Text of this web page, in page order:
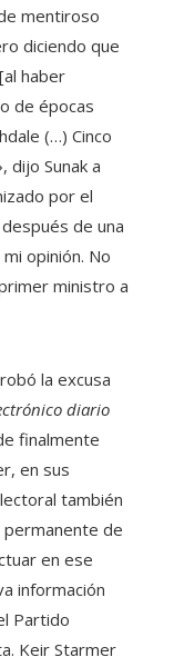
mentiroso
diciendo que
haber
de épocas
(…) Cinco
dijo Sunak a
por el
de una
opinión. No
ministro a
la excusa
diario
finalmente
en sus
también
permanente de
en ese
información
Partido
Keir Starmer